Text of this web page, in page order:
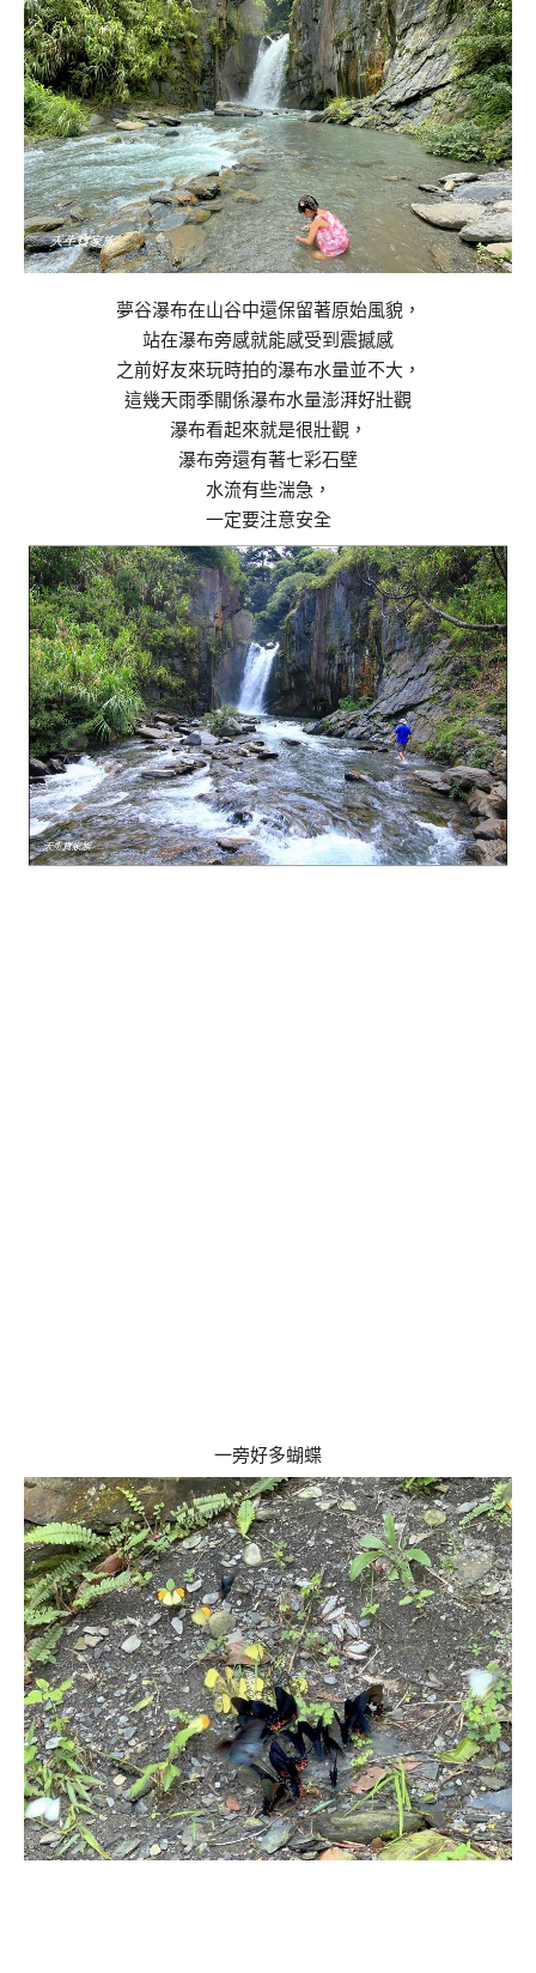
夢谷瀑布在山谷中還保留著原始風貌，
站在瀑布旁感就能感受到震撼感
之前好友來玩時拍的瀑布水量並不大，
這幾天雨季關係瀑布水量澎湃好壯觀
瀑布看起來就是很壯觀，
瀑布旁還有著七彩石壁
水流有些湍急，
一定要注意安全
一旁好多蝴蝶